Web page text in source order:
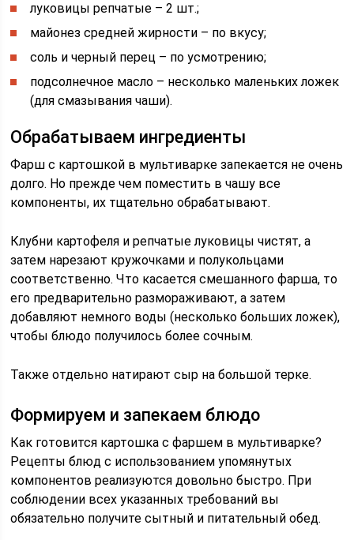
луковицы репчатые – 2 шт.;
майонез средней жирности – по вкусу;
соль и черный перец – по усмотрению;
подсолнечное масло – несколько маленьких ложек
(для смазывания чаши).
Обрабатываем ингредиенты
Фарш с картошкой в мультиварке запекается не очень
долго. Но прежде чем поместить в чашу все
компоненты, их тщательно обрабатывают.
Клубни картофеля и репчатые луковицы чистят, а
затем нарезают кружочками и полукольцами
соответственно. Что касается смешанного фарша, то
его предварительно размораживают, а затем
добавляют немного воды (несколько больших ложек),
чтобы блюдо получилось более сочным.
Также отдельно натирают сыр на большой терке.
Формируем и запекаем блюдо
Как готовится картошка с фаршем в мультиварке?
Рецепты блюд с использованием упомянутых
компонентов реализуются довольно быстро. При
соблюдении всех указанных требований вы
обязательно получите сытный и питательный обед.